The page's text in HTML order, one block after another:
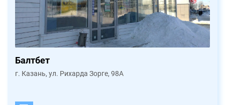
Балтбет
г. Казань, ул. Рихарда Зорге, 98А